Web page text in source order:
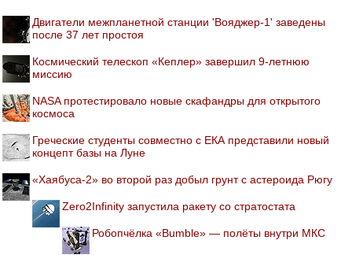
Двигатели межпланетной станции 'Вояджер-1' заведены
после 37 лет простоя
Космический телескоп «Кеплер» завершил 9-летнюю
миссию
NASA протестировало новые скафандры для открытого
космоса
Греческие студенты совместно с ЕКА представили новый
концепт базы на Луне
«Хаябуса-2» во второй раз добыл грунт с астероида Рюгу
Zero2Infinity запустила ракету со стратостата
Робопчёлка «Bumble» — полёты внутри МКС